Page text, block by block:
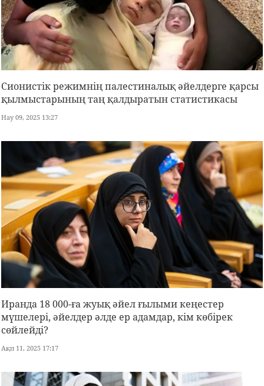
Сионистік режимнің палестиналық әйелдерге қарсы
қылмыстарының таң қалдыратын статистикасы
Нау 09, 2025 13:27
Иранда 18 000-ға жуық әйел ғылыми кеңестер
мүшелері, әйелдер әлде ер адамдар, кім көбірек
сөйлейді?
Ақп 11, 2025 17:17